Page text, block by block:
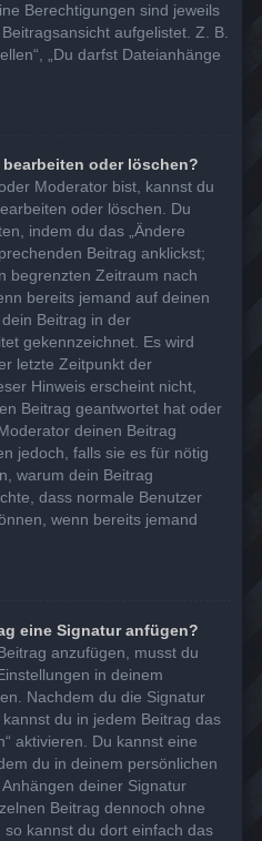
Berechtigungen sind jeweils
aufgelistet. Z. B.
„Du darfst Dateianhänge
oder löschen?
Moderator bist, kannst du
oder löschen. Du
indem du das „Ändere
Beitrag anklickst;
begrenzten Zeitraum nach
bereits jemand auf deinen
Beitrag in der
gekennzeichnet. Es wird
letzte Zeitpunkt der
Hinweis erscheint nicht,
Beitrag geantwortet hat oder
deinen Beitrag
jedoch, falls sie es für nötig
warum dein Beitrag
dass normale Benutzer
wenn bereits jemand
eine Signatur anfügen?
anzufügen, musst du
in deinem
Nachdem du die Signatur
du in jedem Beitrag das
aktivieren. Du kannst eine
du in deinem persönlichen
deiner Signatur
Beitrag dennoch ohne
kannst du dort einfach das